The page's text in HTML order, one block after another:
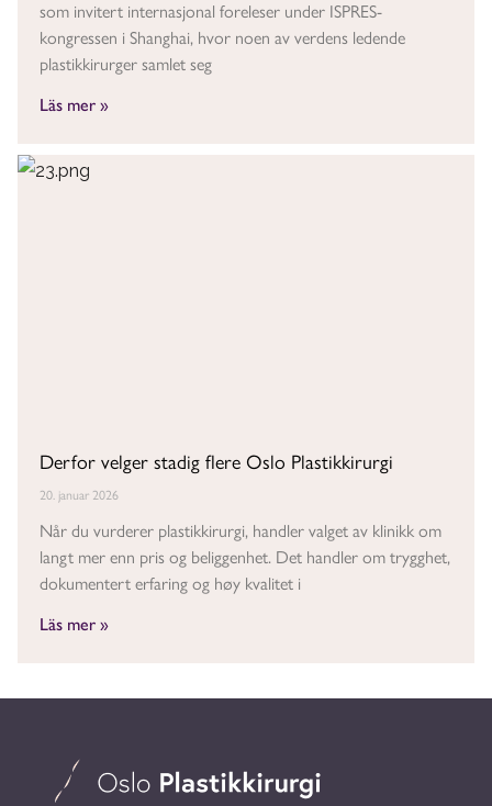
som invitert internasjonal foreleser under ISPRES-
kongressen i Shanghai, hvor noen av verdens ledende
plastikkirurger samlet seg
Läs mer »
Derfor velger stadig flere Oslo Plastikkirurgi
20. januar 2026
Når du vurderer plastikkirurgi, handler valget av klinikk om
langt mer enn pris og beliggenhet. Det handler om trygghet,
dokumentert erfaring og høy kvalitet i
Läs mer »